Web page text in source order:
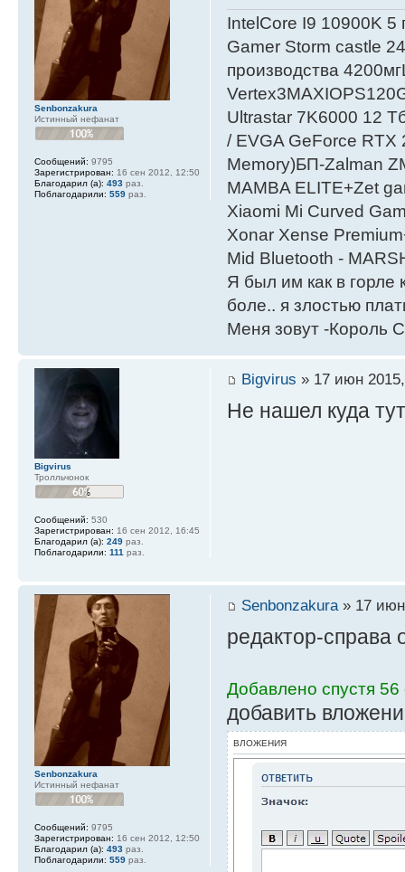
IntelСore I9 10900K 5
Gamer Storm castle
производства
Ultrastar 7K6000 12
/ EVGA GeForce RTX
Мemory)БП-Zalman
MAMBA ELITE+Zet
Xiaomi Mi Curved
Xonar Xense
Mid Bluetooth -
Я был им как в горле
боле.. я злостью
Меня зовут -Король
Senbonzakura
Истинный нефанат
Сообщений: 9795
Зарегистрирован: 16 сен 2012, 12:50
Благодарил (а): 493 раз.
Поблагодарили: 559 раз.
Bigvirus » 17 июн
Не нашел куда
Bigvirus
Тролльчонок
Сообщений: 530
Зарегистрирован: 16 сен 2012, 16:45
Благодарил (а): 249 раз.
Поблагодарили: 111 раз.
Senbonzakura» 17 июн
редактор-справа
Добавлено спустя 56
добавить
ВЛОЖЕНИЯ
Senbonzakura
Истинный нефанат
Сообщений: 9795
Зарегистрирован: 16 сен 2012, 12:50
Благодарил (а): 493 раз.
Поблагодарили: 559 раз.